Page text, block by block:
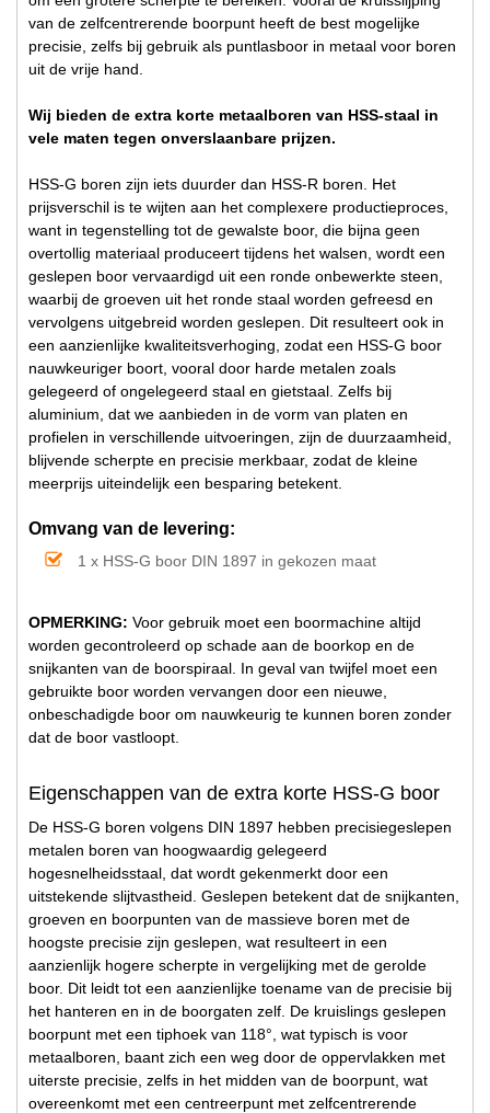
van de zelfcentrerende boorpunt heeft de best mogelijke
precisie, zelfs bij gebruik als puntlasboor in metaal voor boren
uit de vrije hand.
Wij bieden de extra korte metaalboren van HSS-staal in
vele maten tegen onverslaanbare prijzen.
HSS-G boren zijn iets duurder dan HSS-R boren. Het
prijsverschil is te wijten aan het complexere productieproces,
want in tegenstelling tot de gewalste boor, die bijna geen
overtollig materiaal produceert tijdens het walsen, wordt een
geslepen boor vervaardigd uit een ronde onbewerkte steen,
waarbij de groeven uit het ronde staal worden gefreesd en
vervolgens uitgebreid worden geslepen. Dit resulteert ook in
een aanzienlijke kwaliteitsverhoging, zodat een HSS-G boor
nauwkeuriger boort, vooral door harde metalen zoals
gelegeerd of ongelegeerd staal en gietstaal. Zelfs bij
aluminium, dat we aanbieden in de vorm van platen en
profielen in verschillende uitvoeringen, zijn de duurzaamheid,
blijvende scherpte en precisie merkbaar, zodat de kleine
meerprijs uiteindelijk een besparing betekent.
Omvang van de levering:
1 x HSS-G boor DIN 1897 in gekozen maat
OPMERKING: Voor gebruik moet een boormachine altijd
worden gecontroleerd op schade aan de boorkop en de
snijkanten van de boorspiraal. In geval van twijfel moet een
gebruikte boor worden vervangen door een nieuwe,
onbeschadigde boor om nauwkeurig te kunnen boren zonder
dat de boor vastloopt.
Eigenschappen van de extra korte HSS-G boor
De HSS-G boren volgens DIN 1897 hebben precisiegeslepen
metalen boren van hoogwaardig gelegeerd
hogesnelheidsstaal, dat wordt gekenmerkt door een
uitstekende slijtvastheid. Geslepen betekent dat de snijkanten,
groeven en boorpunten van de massieve boren met de
hoogste precisie zijn geslepen, wat resulteert in een
aanzienlijk hogere scherpte in vergelijking met de gerolde
boor. Dit leidt tot een aanzienlijke toename van de precisie bij
het hanteren en in de boorgaten zelf. De kruislings geslepen
boorpunt met een tiphoek van 118°, wat typisch is voor
metaalboren, baant zich een weg door de oppervlakken met
uiterste precisie, zelfs in het midden van de boorpunt, wat
overeenkomt met een centreerpunt met zelfcentrerende